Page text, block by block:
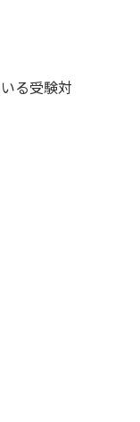
る受験対